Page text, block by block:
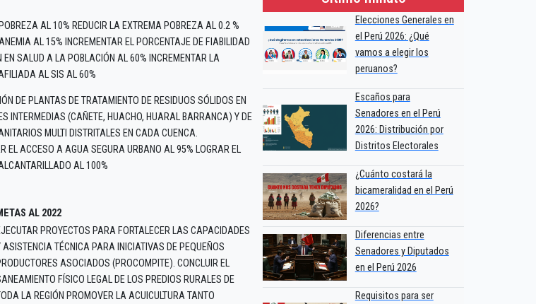
AL 10% REDUCIR LA EXTREMA POBREZA AL 0.2 %
AL 15% INCREMENTAR EL PORCENTAJE DE FIABILIDAD
EN SALUD A LA POBLACIÓN AL 60% INCREMENTAR LA
AL SIS AL 60%
DE PLANTAS DE TRATAMIENTO DE RESIDUOS SÓLIDOS EN
INTERMEDIAS (CAÑETE, HUACHO, HUARAL BARRANCA) Y DE
MULTI DISTRITALES EN CADA CUENCA.
EL ACCESO A AGUA SEGURA URBANO AL 95% LOGRAR EL
AL 100%
AL 2022
PROYECTOS PARA FORTALECER LAS CAPACIDADES
ASISTENCIA TÉCNICA PARA INICIATIVAS DE PEQUEÑOS
ASOCIADOS (PROCOMPITE). CONCLUIR EL
FÍSICO LEGAL DE LOS PREDIOS RURALES DE
LA REGIÓN PROMOVER LA ACUICULTURA TANTO
Elecciones Generales en
el Perú 2026: ¿Qué
vamos a elegir los
peruanos?
Escaños para
Senadores en el Perú
2026: Distribución por
Distritos Electorales
¿Cuánto costará la
bicameralidad en el Perú
2026?
Diferencias entre
Senadores y Diputados
en el Perú 2026
Requisitos para ser